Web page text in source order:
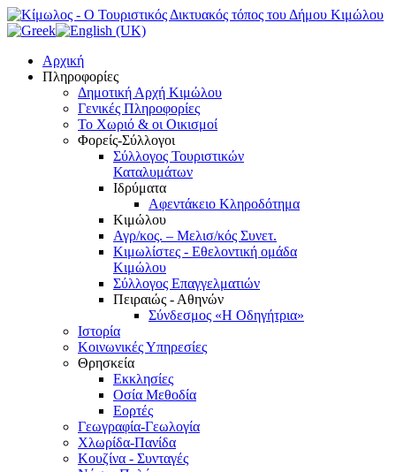
Αρχική
Πληροφορίες
Δημοτική Αρχή Κιμώλου
Γενικές Πληροφορίες
Το Xωριό & οι Οικισμοί
Φορείς-Σύλλογοι
Σύλλογος Τουριστικών
Καταλυμάτων
Ιδρύματα
Αφεντάκειο Κληροδότημα
Κιμώλου
Αγρ/κος. – Μελισ/κός Συνετ.
Κιμωλίστες - Εθελοντική ομάδα
Κιμώλου
Σύλλογος Επαγγελματιών
Πειραιώς - Αθηνών
Σύνδεσμος «Η Οδηγήτρια»
Ιστορία
Κοινωνικές Υπηρεσίες
Θρησκεία
Εκκλησίες
Οσία Μεθοδία
Εορτές
Γεωγραφία-Γεωλογία
Χλωρίδα-Πανίδα
Κουζίνα - Συνταγές